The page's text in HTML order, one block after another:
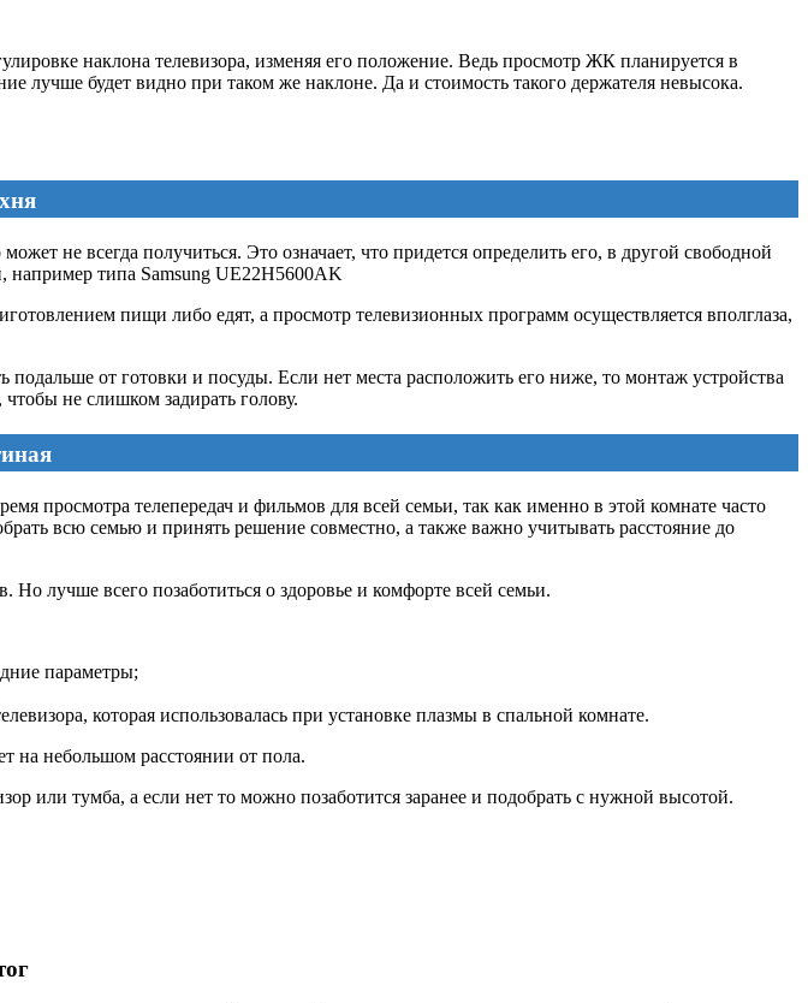
наклона телевизора, изменяя его положение. Ведь просмотр ЖК планируется в
лучше будет видно при таком же наклоне. Да и стоимость такого держателя невысока.
не всегда получиться. Это означает, что придется определить его, в другой свободной
например типа Samsung UE22H5600AK
пищи либо едят, а просмотр телевизионных программ осуществляется вполглаза,
подальше от готовки и посуды. Если нет места расположить его ниже, то монтаж устройства
не слишком задирать голову.
просмотра телепередач и фильмов для всей семьи, так как именно в этой комнате часто
всю семью и принять решение совместно, а также важно учитывать расстояние до
лучше всего позаботиться о здоровье и комфорте всей семьи.
параметры;
которая использовалась при установке плазмы в спальной комнате.
на небольшом расстоянии от пола.
или тумба, а если нет то можно позаботится заранее и подобрать с нужной высотой.